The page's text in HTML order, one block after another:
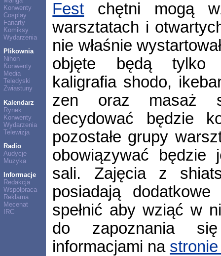
Konwenty
Cosplay
Fanarty
Komiksy
Wydarzenia
Plikownia
Nihon
Konwenty
Media
Teledyski
Zwiastuny
Kalendarz
Rynek
Konwenty
Wydarzenia
Telewizja
Radio
Audycje
Muzyka
Informacje
Redakcja
Współpraca
Reklama
Mecenat
IRC
Fest chętni mogą
warsztatach i
nie właśnie
objęte będą tylko
kaligrafia shodo,
zen oraz masaż
decydować będzie
pozostałe grupy
obowiązywać będzie
sali. Zajęcia z
posiadają
spełnić aby wziąć w
do zapoznania
informacjami na